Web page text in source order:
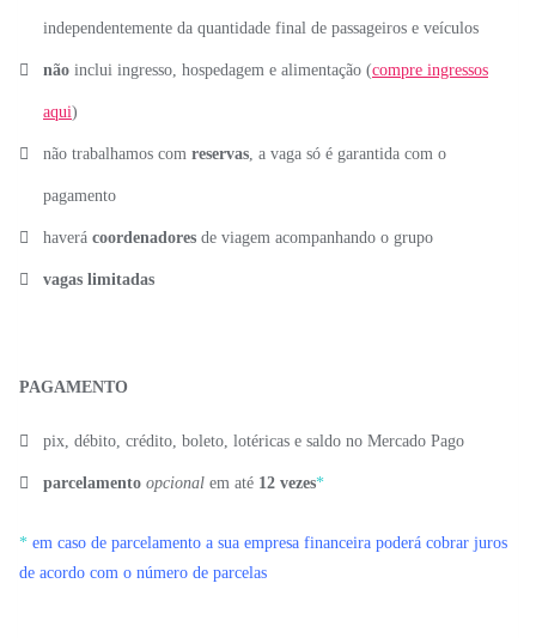
independentemente da quantidade final de passageiros e veículos
não inclui ingresso, hospedagem e alimentação (compre ingressos
aqui)
não trabalhamos com reservas , a vaga só é garantida com o
pagamento
haverá coordenadores de viagem acompanhando o grupo
vagas limitadas
PAGAMENTO
pix, débito, crédito, boleto, lotéricas e saldo no Mercado Pago
parcelamento opcional em até 12 vezes*
* em caso de parcelamento a sua empresa financeira poderá cobrar juros
de acordo com o número de parcelas